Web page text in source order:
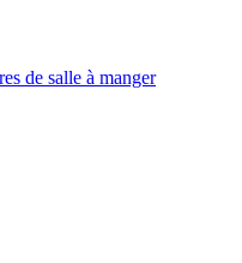
de salle à manger